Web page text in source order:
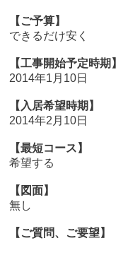
【ご予算】
できるだけ安く
【工事開始予定時期】
2014年1月10日
【入居希望時期】
2014年2月10日
【最短コース】
希望する
【図面】
無し
【ご質問、ご要望】